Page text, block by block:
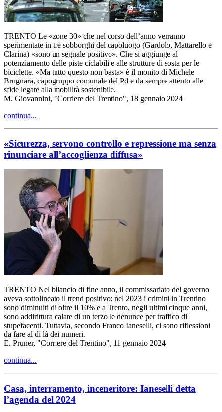
TRENTO Le «zone 30» che nel corso dell’anno verranno
sperimentate in tre sobborghi del capoluogo (Gardolo, Mattarello e
Clarina) «sono un segnale positivo». Che si aggiunge al
potenziamento delle piste ciclabili e alle strutture di sosta per le
biciclette. «Ma tutto questo non basta» è il monito di Michele
Brugnara, capogruppo comunale del Pd e da sempre attento alle
sfide legate alla mobilità sostenibile.
M. Giovannini, "Corriere del Trentino", 18 gennaio 2024
continua...
«Sicurezza, servono controllo e repressione ma senza
rinunciare all’accoglienza diffusa»
TRENTO Nel bilancio di fine anno, il commissariato del governo
aveva sottolineato il trend positivo: nel 2023 i crimini in Trentino
sono diminuiti di oltre il 10% e a Trento, negli ultimi cinque anni,
sono addirittura calate di un terzo le denunce per traffico di
stupefacenti. Tuttavia, secondo Franco Ianeselli, ci sono riflessioni
da fare al di là dei numeri.
E. Pruner, "Corriere del Trentino", 11 gennaio 2024
continua...
Casa, interramento, inceneritore: Ianeselli detta
l’agenda del 2024